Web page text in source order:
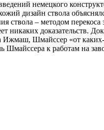
немецкого
дизайн ствола
– методом перекоса
никаких доказательств.
Шмайссер «от каких-
к работам на